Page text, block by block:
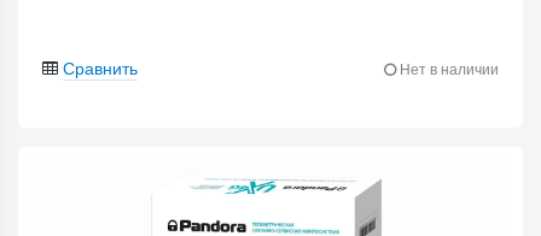
Сравнить Нет в наличии